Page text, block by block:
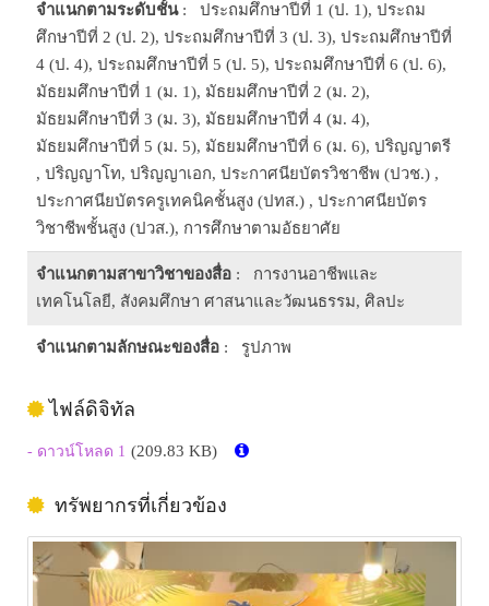
จำแนกตามระดับชั้น: ประถมศึกษาปีที่ 1 (ป. 1), ประถม
ศึกษาปีที่ 2 (ป. 2), ประถมศึกษาปีที่ 3 (ป. 3), ประถมศึกษาปีที่
4 (ป. 4), ประถมศึกษาปีที่ 5 (ป. 5), ประถมศึกษาปีที่ 6 (ป. 6),
มัธยมศึกษาปีที่ 1 (ม. 1), มัธยมศึกษาปีที่ 2 (ม. 2),
มัธยมศึกษาปีที่ 3 (ม. 3), มัธยมศึกษาปีที่ 4 (ม. 4),
มัธยมศึกษาปีที่ 5 (ม. 5), มัธยมศึกษาปีที่ 6 (ม. 6), ปริญญาตรี
, ปริญญาโท, ปริญญาเอก, ประกาศนียบัตรวิชาชีพ (ปวช.) ,
ประกาศนียบัตรครูเทคนิคชั้นสูง (ปทส.) , ประกาศนียบัตร
วิชาชีพชั้นสูง (ปวส.), การศึกษาตามอัธยาศัย
จำแนกตามสาขาวิชาของสื่อ : การงานอาชีพและ
เทคโนโลยี, สังคมศึกษา ศาสนาและวัฒนธรรม, ศิลปะ
จำแนกตามลักษณะของสื่อ : รูปภาพ
ไฟล์ดิจิทัล
- ดาวน์โหลด 1 (209.83 KB)
ทรัพยากรที่เกี่ยวข้อง